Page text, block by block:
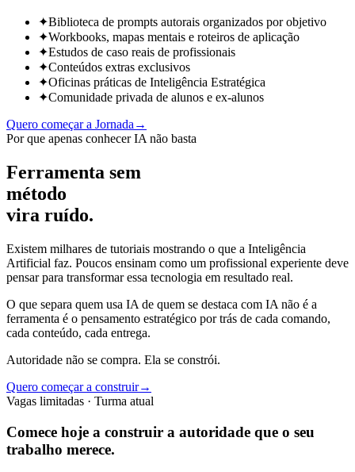
✦Biblioteca de prompts autorais organizados por objetivo
✦Workbooks, mapas mentais e roteiros de aplicação
✦Estudos de caso reais de profissionais
✦Conteúdos extras exclusivos
✦Oficinas práticas de Inteligência Estratégica
✦Comunidade privada de alunos e ex-alunos
Quero começar a Jornada →
Por que apenas conhecer IA não basta
Ferramenta sem
método
vira ruído.
Existem milhares de tutoriais mostrando o que a Inteligência
Artificial faz. Poucos ensinam como um profissional experiente deve
pensar para transformar essa tecnologia em resultado real.
O que separa quem usa IA de quem se destaca com IA não é a
ferramenta é o pensamento estratégico por trás de cada comando,
cada conteúdo, cada entrega.
Autoridade não se compra. Ela se constrói.
Quero começar a construir→
Vagas limitadas · Turma atual
Comece hoje a construir a autoridade que o seu
trabalho merece.